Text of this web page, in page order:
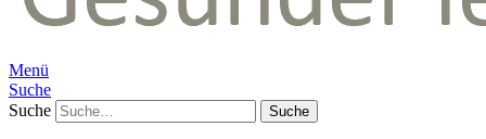
Menü
Suche
Suche